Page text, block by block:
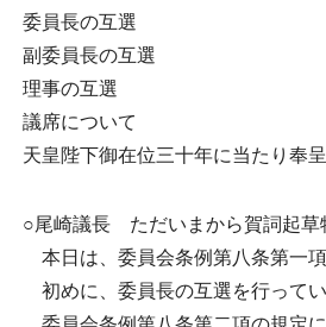
委員長の互選
副委員長の互選
理事の互選
議席について
天皇陛下御在位三十年に当たり奉
○尾崎議長 ただいまから賀詞起草
本日は、委員会条例第八条第一
初めに、委員長の互選を行ってい